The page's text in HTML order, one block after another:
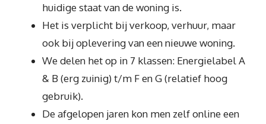
huidige staat van de woning is.
Het is verplicht bij verkoop, verhuur, maar
ook bij oplevering van een nieuwe woning.
We delen het op in 7 klassen: Energielabel A
& B (erg zuinig) t/m F en G (relatief hoog
gebruik).
De afgelopen jaren kon men zelf online een